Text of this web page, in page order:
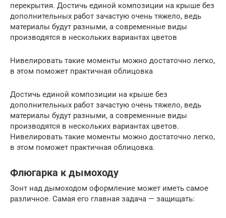
перекрытия. Достичь единой композиции на крыше без
дополнительных работ зачастую очень тяжело, ведь
материалы будут разными, а современные виды
производятся в нескольких вариантах цветов
Нивелировать такие моменты можно достаточно легко,
в этом поможет практичная облицовка
Достичь единой композиции на крыше без
дополнительных работ зачастую очень тяжело, ведь
материалы будут разными, а современные виды
производятся в нескольких вариантах цветов.
Нивелировать такие моменты можно достаточно легко,
в этом поможет практичная облицовка.
Флюгарка к дымоходу
Зонт над дымоходом оформление может иметь самое
различное. Самая его главная задача — защищать: